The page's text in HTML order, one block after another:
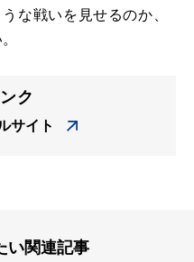
な戦いを見せるのか、
ク
サイト
い関連記事